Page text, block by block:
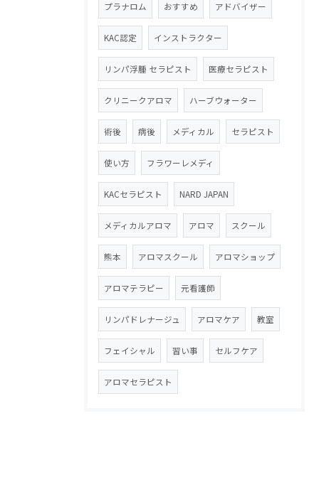
プラナロム おすすめ アドバイザー
KAC認定 インストラクター
リンパ浮腫 セラピスト 医療セラピスト
クリニークアロマ ハーブウォーター
術後 病後 メディカル セラピスト
使い方 フラワーレメディ
KACセラピスト NARD JAPAN
メディカルアロマ アロマ スクール
熊本 アロマスクール アロマショップ
アロマテラピー 元看護師
リンパドレナージュ アロマケア 教室
フェイシャル 習い事 セルフケア
アロマセラピスト